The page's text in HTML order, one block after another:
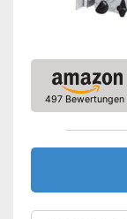
497 Bewertungen